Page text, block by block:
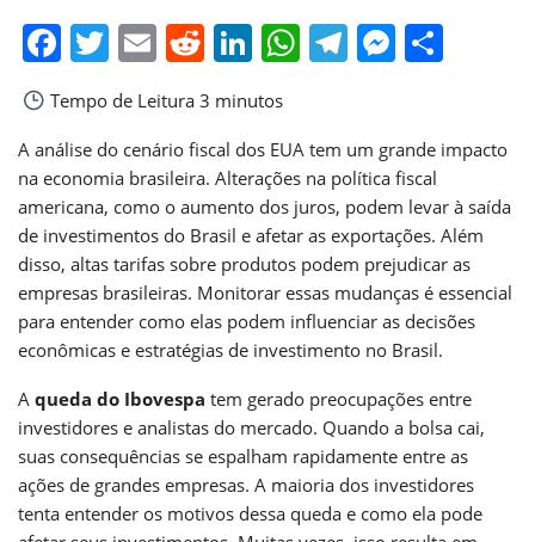
Facebook
Twitter
EmailReddit
LinkedIn
WhatsApp
Telegram
Tempo de Leitura 3 minutos
A análise do cenário fiscal dos EUA tem um grande impacto
na economia brasileira. Alterações na política fiscal
americana, como o aumento dos juros, podem levar à saída
de investimentos do Brasil e afetar as exportações. Além
disso, altas tarifas sobre produtos podem prejudicar as
empresas brasileiras. Monitorar essas mudanças é essencial
para entender como elas podem influenciar as decisões
econômicas e estratégias de investimento no Brasil.
A queda do Ibovespa tem gerado preocupações entre
investidores e analistas do mercado. Quando a bolsa cai,
suas consequências se espalham rapidamente entre as
ações de grandes empresas. A maioria dos investidores
tenta entender os motivos dessa queda e como ela pode